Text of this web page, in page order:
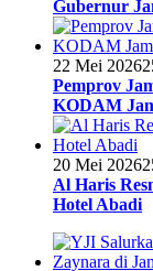
Gubernur
22 Mei 2026
Pemprov
KODAM
20 Mei 2026
Al Haris
Hotel Abadi